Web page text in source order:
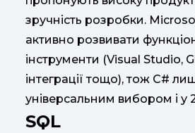
зручність розробки.
активно розвивати
інструменти (Visual Studio,
інтеграції тощо), тож C#
універсальним вибором і у
SQL